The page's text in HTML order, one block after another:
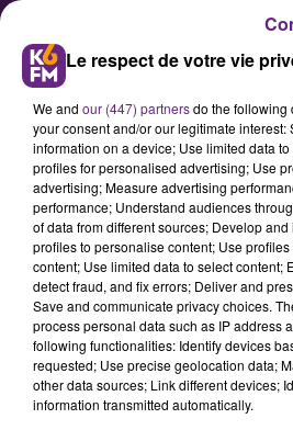
Bientôt, un
cocktails à Dijon
Le respect de votre vie
We and our (447) partnersdo the following
your consent and/or our legitimate interest:
information on a device; Use limited data
profiles for personalised advertising; Use
advertising; Measure advertising
performance; Understand audiences
of data from different sources; Develop
profiles to personalise content; Use
content; Use limited data to select content;
detect fraud, and fix errors; Deliver and
Save and communicate privacy choices.
process personal data such as IP address
following functionalities: Identify devices
requested; Use precise geolocation data;
other data sources; Link different devices;
information transmitted automatically.